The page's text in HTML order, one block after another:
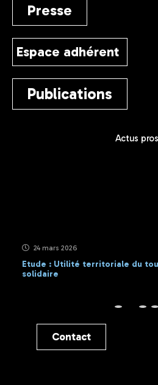
Presse
Espace adhérent
Publications
Actus pros
24 mars 2026
Etude : Utilité territoriale du
solidaire
Contact